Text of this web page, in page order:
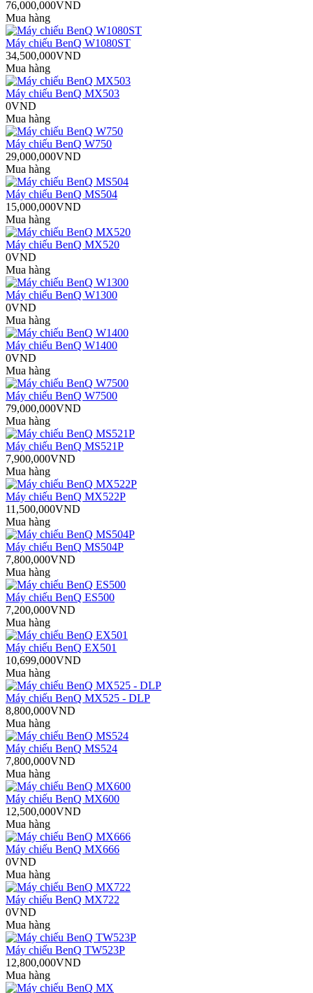
76,000,000VND
Mua hàng
Máy chiếu BenQ W1080ST
34,500,000VND
Mua hàng
Máy chiếu BenQ MX503
0VND
Mua hàng
Máy chiếu BenQ W750
29,000,000VND
Mua hàng
Máy chiếu BenQ MS504
15,000,000VND
Mua hàng
Máy chiếu BenQ MX520
0VND
Mua hàng
Máy chiếu BenQ W1300
0VND
Mua hàng
Máy chiếu BenQ W1400
0VND
Mua hàng
Máy chiếu BenQ W7500
79,000,000VND
Mua hàng
Máy chiếu BenQ MS521P
7,900,000VND
Mua hàng
Máy chiếu BenQ MX522P
11,500,000VND
Mua hàng
Máy chiếu BenQ MS504P
7,800,000VND
Mua hàng
Máy chiếu BenQ ES500
7,200,000VND
Mua hàng
Máy chiếu BenQ EX501
10,699,000VND
Mua hàng
Máy chiếu BenQ MX525 - DLP
8,800,000VND
Mua hàng
Máy chiếu BenQ MS524
7,800,000VND
Mua hàng
Máy chiếu BenQ MX600
12,500,000VND
Mua hàng
Máy chiếu BenQ MX666
0VND
Mua hàng
Máy chiếu BenQ MX722
0VND
Mua hàng
Máy chiếu BenQ TW523P
12,800,000VND
Mua hàng